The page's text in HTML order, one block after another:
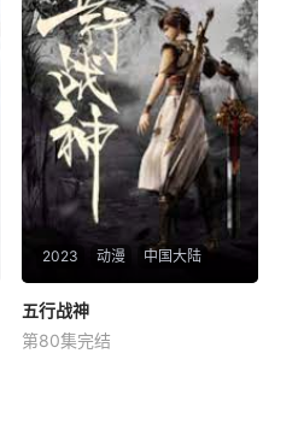
2023 动漫 中国大陆
五行战神
未知
五行战神
第80集完结